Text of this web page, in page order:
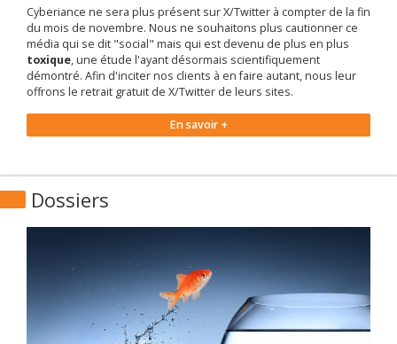
Cyberiance ne sera plus présent sur X/Twitter à compter de la fin
du mois de novembre. Nous ne souhaitons plus cautionner ce
média qui se dit "social" mais qui est devenu de plus en plus
toxique, une étude l'ayant désormais scientifiquement
démontré. Afin d'inciter nos clients à en faire autant, nous leur
offrons le retrait gratuit de X/Twitter de leurs sites.
En savoir +
Dossiers